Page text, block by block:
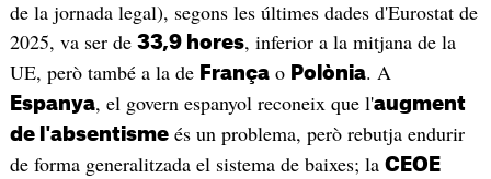
de la jornada legal), segons les últimes dades d'Eurostat de
2025, va ser de 33,9 hores, inferior a la mitjana de la
UE, però també a la de Françao Polònia. A
Espanya, el govern espanyol reconeix que l'augment
de l'absentismeés un problema, però rebutja endurir
de forma generalitzada el sistema de baixes; la CEOE